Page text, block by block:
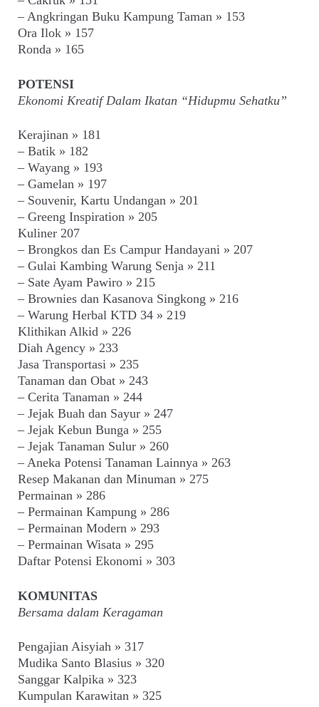
– Angkringan Buku Kampung Taman » 153
Ora Ilok » 157
Ronda » 165
POTENSI
Ekonomi Kreatif Dalam Ikatan “Hidupmu Sehatku”
Kerajinan » 181
– Batik » 182
– Wayang » 193
– Gamelan » 197
– Souvenir, Kartu Undangan » 201
– Greeng Inspiration » 205
Kuliner 207
– Brongkos dan Es Campur Handayani » 207
– Gulai Kambing Warung Senja » 211
– Sate Ayam Pawiro » 215
– Brownies dan Kasanova Singkong » 216
– Warung Herbal KTD 34 » 219
Klithikan Alkid » 226
Diah Agency » 233
Jasa Transportasi » 235
Tanaman dan Obat » 243
– Cerita Tanaman » 244
– Jejak Buah dan Sayur » 247
– Jejak Kebun Bunga » 255
– Jejak Tanaman Sulur » 260
– Aneka Potensi Tanaman Lainnya » 263
Resep Makanan dan Minuman » 275
Permainan » 286
– Permainan Kampung » 286
– Permainan Modern » 293
– Permainan Wisata » 295
Daftar Potensi Ekonomi » 303
KOMUNITAS
Bersama dalam Keragaman
Pengajian Aisyiah » 317
Mudika Santo Blasius » 320
Sanggar Kalpika » 323
Kumpulan Karawitan » 325